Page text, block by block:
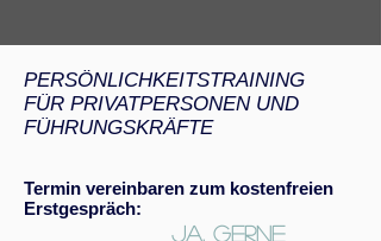
PERSÖNLICHKEITSTRAINING
FÜR PRIVATPERSONEN UND
FÜHRUNGSKRÄFTE​
​Termin vereinbaren zum kostenfreien
Erstgespräch:
Ja, gerne